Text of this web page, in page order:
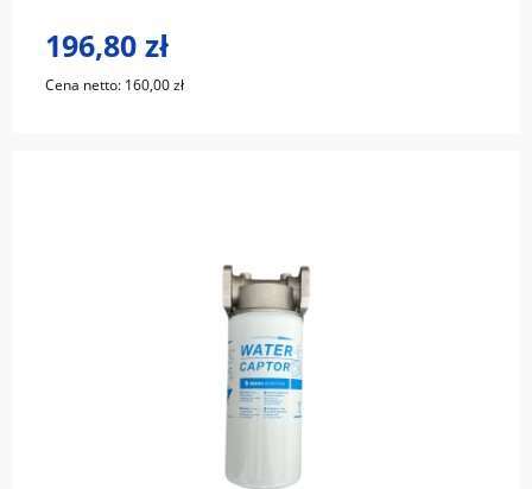
196,80 zł
Cena netto: 160,00 zł
do koszyka